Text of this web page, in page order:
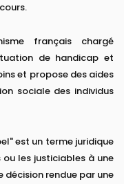
français chargé
de handicap et
et propose des aides
sociale des individus
est un terme juridique
les justiciables à une
décision rendue par une